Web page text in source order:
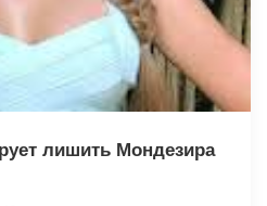
лишить Мондезира